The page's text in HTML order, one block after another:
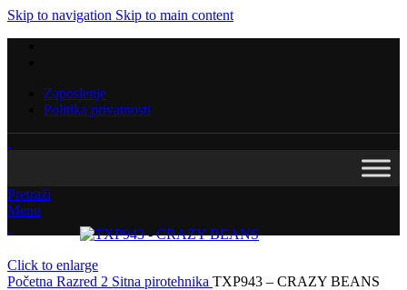
Skip to navigation Skip to main content
Zaposlenje
Politika privatnosti
Pretraži
Menu
Click to enlarge
Početna Razred 2 Sitna pirotehnika TXP943 – CRAZY BEANS